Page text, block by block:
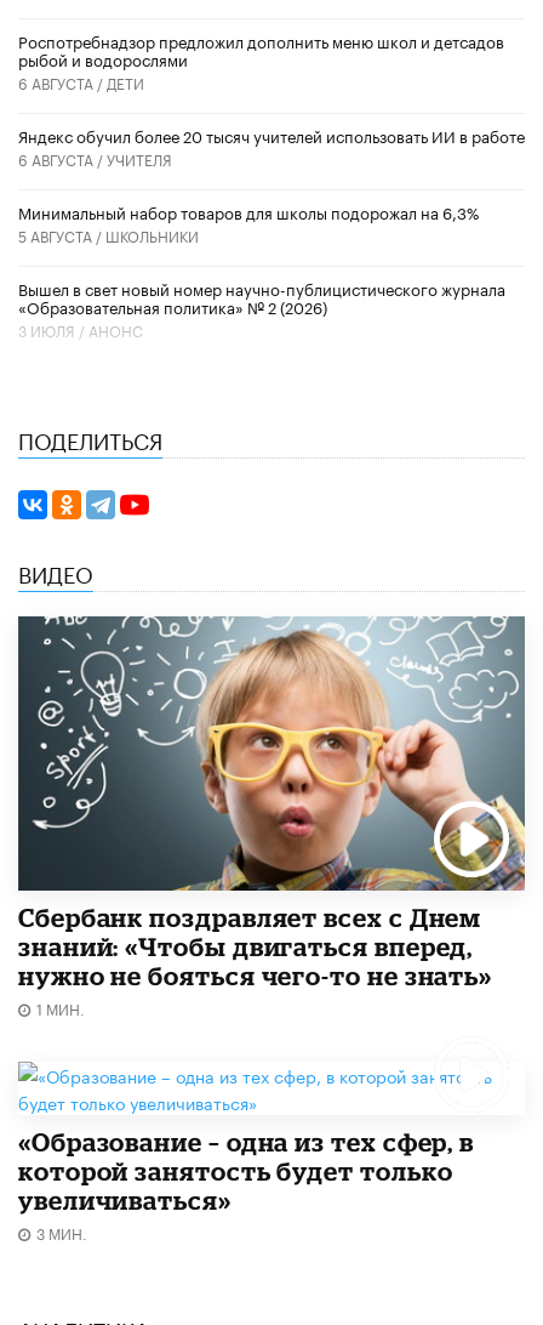
Роспотребнадзор предложил дополнить меню школ и детсадов
рыбой и водорослями
6 АВГУСТА / ДЕТИ
​Яндекс обучил более 20 тысяч учителей использовать ИИ в работе
6 АВГУСТА /УЧИТЕЛЯ
Минимальный набор товаров для школы подорожал на 6,3%
5 АВГУСТА / ШКОЛЬНИКИ
Вышел в свет новый номер научно-публицистического журнала
«Образовательная политика» № 2 (2026)
3 ИЮЛЯ / АНОНС
ПОДЕЛИТЬСЯ
ВИДЕО
Сбербанк поздравляет всех с Днем
знаний: «Чтобы двигаться вперед,
нужно не бояться чего-то не знать»
1 МИН.
«Образование – одна из тех сфер, в
которой занятость будет только
увеличиваться»
3 МИН.